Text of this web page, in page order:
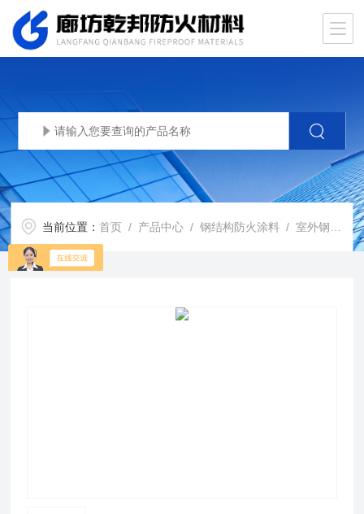
当前位置：首页 / 产品中心 /钢结构防火涂料 /室外钢结构防火涂料